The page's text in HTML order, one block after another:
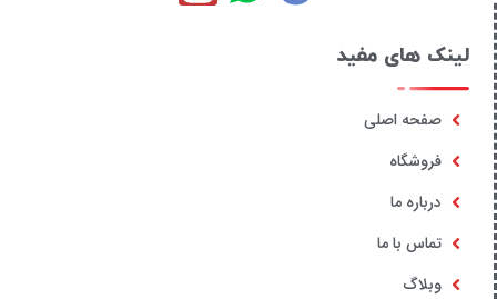
لینک های مفید
صفحه اصلی
فروشگاه
درباره ما
تماس با ما
وبلاگ